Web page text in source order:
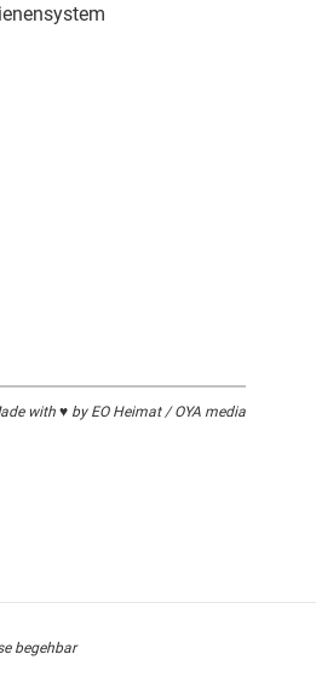
with ♥ by EO Heimat / OYA media
begehbar